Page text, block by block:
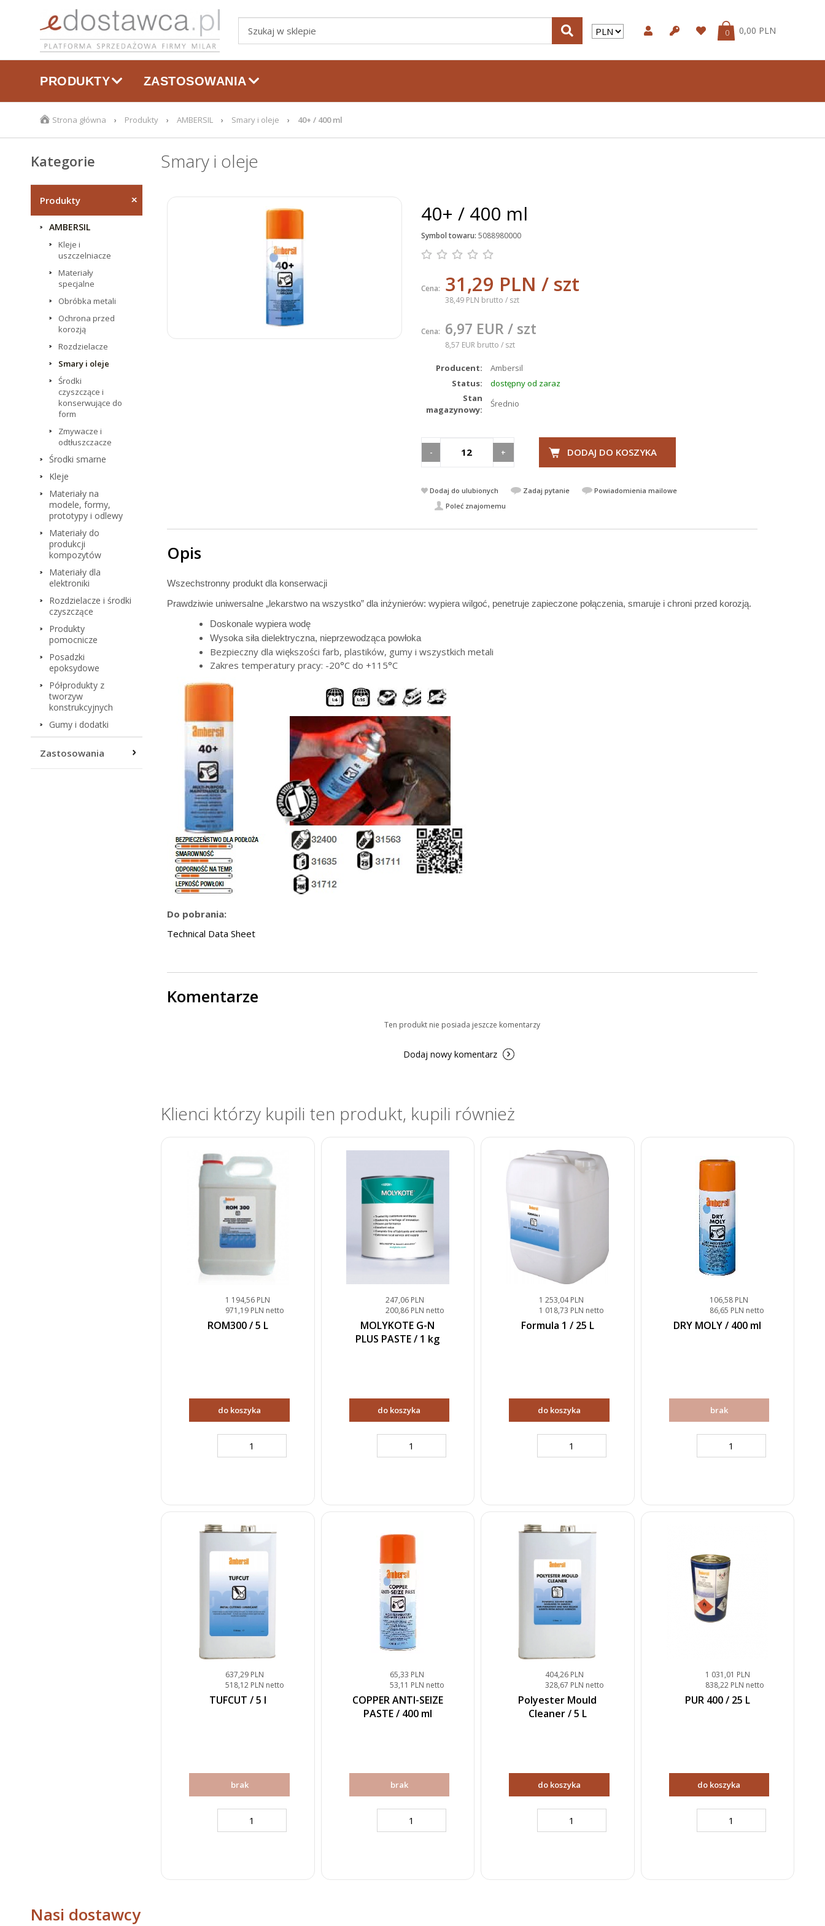
0,00 PLN
0
PRODUKTY ZASTOSOWANIA
Strona główna Produkty AMBERSIL Smary i oleje 40+ / 400 ml
Kategorie
produktów
Produkty
AMBERSIL
Kleje i
uszczelniacze
Materiały
specjalne
Obróbka metali
Ochrona przed
korozją
Rozdzielacze
Smary i oleje
Środki
czyszczące i
konserwujące do
form
Zmywacze i
odtłuszczacze
Środki smarne
Kleje
Materiały na
modele, formy,
prototypy i odlewy
Materiały do
produkcji
kompozytów
Materiały dla
elektroniki
Rozdzielacze i środki
czyszczące
Produkty
pomocnicze
Posadzki
epoksydowe
Półprodukty z
tworzyw
konstrukcyjnych
Gumy i dodatki
Zastosowania
Smary i oleje
40+ / 400 ml
Symbol towaru: 5088980000
Cena: 31,29 PLN / szt
38,49 PLN brutto / szt
Cena: 6,97 EUR / szt
8,57 EUR brutto / szt
Producent:
Ambersil
Status:
dostępny od zaraz
Stan
magazynowy:
Średnio
- + DODAJ DO KOSZYKA
Dodaj do ulubionych Zadaj pytanie
Powiadomienia mailowe
Poleć znajomemu
Opis
Wszechstronny produkt dla konserwacji
Prawdziwie uniwersalne „lekarstwo na wszystko” dla inżynierów: wypiera wilgoć, penetruje zapieczone połączenia, smaruje i chroni przed korozją.
Doskonale wypiera wodę
Wysoka siła dielektryczna, nieprzewodząca powłoka
Bezpieczny dla większości farb, plastików, gumy i wszystkich metali
Zakres temperatury pracy: -20°C do +115°C
Do pobrania:
Technical Data Sheet
Komentarze
Ten produkt nie posiada jeszcze komentarzy
Dodaj nowy komentarz
Klienci którzy kupili ten produkt, kupili również
1 194,56 PLN
971,19 PLN netto
ROM300 / 5 L
do koszyka
247,06 PLN
200,86 PLN netto
MOLYKOTE G-N
PLUS PASTE / 1 kg
do koszyka
1 253,04 PLN
1 018,73 PLN netto
Formula 1 / 25 L
do koszyka
106,58 PLN
86,65 PLN netto
DRY MOLY / 400 ml
brak
637,29 PLN
518,12 PLN netto
TUFCUT / 5 l
brak
65,33 PLN
53,11 PLN netto
COPPER ANTI-SEIZE
PASTE / 400 ml
brak
404,26 PLN
328,67 PLN netto
Polyester Mould
Cleaner / 5 L
do koszyka
1 031,01 PLN
838,22 PLN netto
PUR 400 / 25 L
do koszyka
Nasi dostawcy